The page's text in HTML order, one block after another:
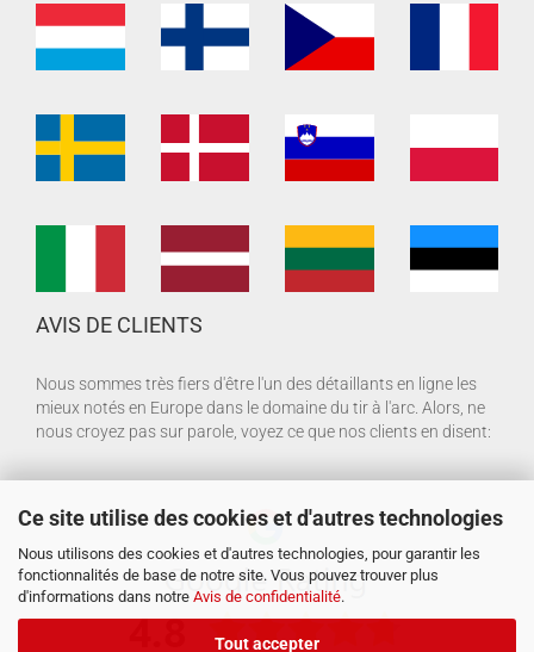
Ce site utilise des cookies et d'autres technologies
Nous utilisons des cookies et d'autres technologies, pour garantir les
fonctionnalités de base de notre site. Vous pouvez trouver plus
d'informations dans notre Avis de confidentialité.
Tout accepter
AVIS DE CLIENTS
Nous sommes très fiers d'être l'un des détaillants en ligne les
mieux notés en Europe dans le domaine du tir à l'arc. Alors, ne
nous croyez pas sur parole, voyez ce que nos clients en disent: